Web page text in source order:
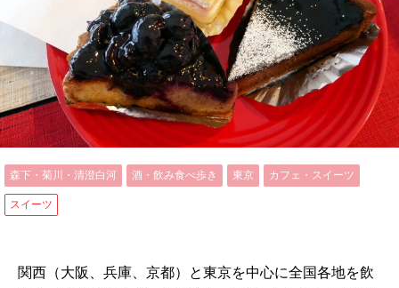
森下・菊川・清澄白河 酒・飲み食べ歩き 東京 カフェ・スイーツ
スイーツ
関西（大阪、兵庫、京都）と東京を中心に全国各地を飲